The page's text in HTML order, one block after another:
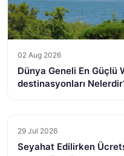
02 Aug 2026
Dünya Geneli En Güçlü
destinasyonları
29 Jul 2026
Seyahat Edilirken